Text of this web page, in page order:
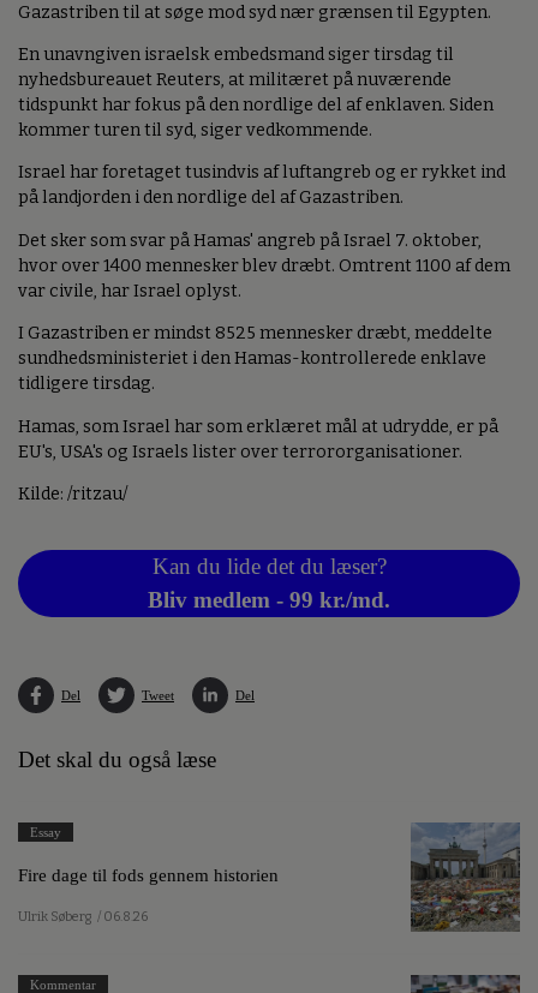
Gazastriben til at søge mod syd nær grænsen til Egypten.
En unavngiven israelsk embedsmand siger tirsdag til
nyhedsbureauet Reuters, at militæret på nuværende
tidspunkt har fokus på den nordlige del af enklaven. Siden
kommer turen til syd, siger vedkommende.
Israel har foretaget tusindvis af luftangreb og er rykket ind
på landjorden i den nordlige del af Gazastriben.
Det sker som svar på Hamas' angreb på Israel 7. oktober,
hvor over 1400 mennesker blev dræbt. Omtrent 1100 af dem
var civile, har Israel oplyst.
I Gazastriben er mindst 8525 mennesker dræbt, meddelte
sundhedsministeriet i den Hamas-kontrollerede enklave
tidligere tirsdag.
Hamas, som Israel har som erklæret mål at udrydde, er på
EU's, USA's og Israels lister over terrororganisationer.
Kilde: /ritzau/
Kan du lide det du læser?
Bliv medlem - 99 kr./md.
Del Tweet Del
Det skal du også læse
Essay
Fire dage til fods gennem historien
Ulrik Søberg / 06.8.26
Kommentar